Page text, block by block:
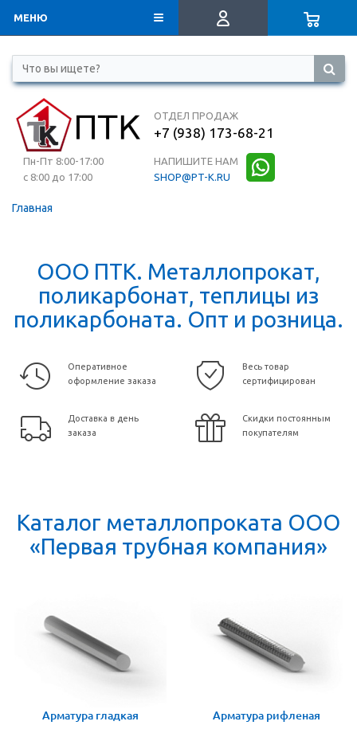
ОТДЕЛ ПРОДАЖ
+7 (938) 173-68-21
Пн-Пт 8:00-17:00
с 8:00 до 17:00
НАПИШИТЕ НАМ
SHOP@PT-K.RU
МЕНЮ
Главная
ООО ПТК. Металлопрокат,
поликарбонат, теплицы из
поликарбоната. Опт и розница.
Оперативное
оформление заказа
Весь товар
сертифицирован
Доставка в день
заказа
Скидки постоянным
покупателям
Каталог металлопроката ООО
«Первая трубная компания»
Арматура гладкая Арматура рифленая